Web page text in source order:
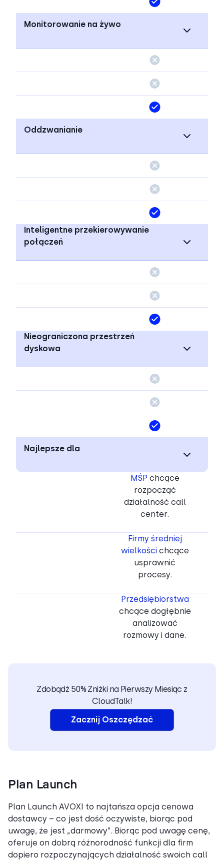
Monitorowanie na żywo
Oddzwanianie
Inteligentne przekierowywanie
połączeń
Nieograniczona przestrzeń
dyskowa
Najlepsze dla
MŚP chcące
rozpocząć
działalność call
center.
Firmy średniej
wielkości chcące
usprawnić
procesy.
Przedsiębiorstwa
chcące dogłębnie
analizować
rozmowy i dane.
Zdobądź 50% Zniżki na Pierwszy Miesiąc z
CloudTalk!
Zacznij Oszczędzać
Plan Launch
Plan Launch AVOXI to najtańsza opcja cenowa
dostawcy – co jest dość oczywiste, biorąc pod
uwagę, że jest „darmowy”. Biorąc pod uwagę cenę,
oferuje on dobrą różnorodność funkcji dla firm
dopiero rozpoczynających działalność swoich call